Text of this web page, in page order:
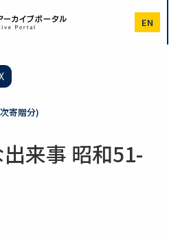
EN
寄贈分)
来事 昭和51-